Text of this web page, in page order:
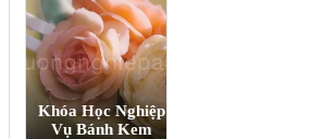
Khóa Học Nghiệp
Vụ Bánh Kem